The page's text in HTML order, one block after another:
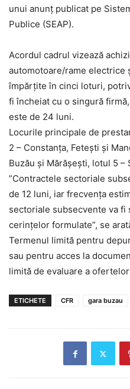
unui anunţ publicat pe
Publice (SEAP).
Acordul cadrul vizează
automotoare/rame electrice
împărţite în cinci loturi,
fi încheiat cu o singură
este de 24 luni.
Locurile principale de
2 – Constanţa, Feteşti şi
Buzău şi Mărăşeşti, lotul 5 –
”Contractele sectoriale
de 12 luni, iar frecvenţa
sectoriale subsecvente va fi
cerinţelor formulate”, se
Termenul limită pentru
sau pentru acces la
limită de evaluare a
ETICHETE CFR gara buzau